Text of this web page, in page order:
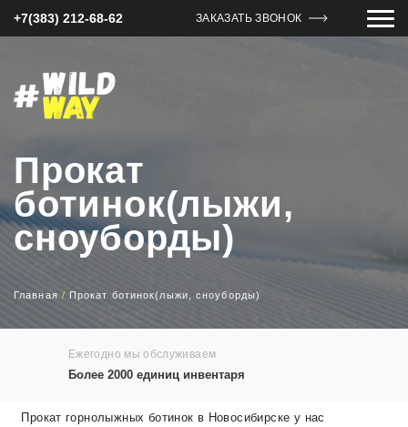
+7(383) 212-68-62 ЗАКАЗАТЬ ЗВОНОК
Прокат
ботинок(лыжи,
сноуборды)
Главная / Прокат ботинок(лыжи, сноуборды)
Ежегодно мы обслуживаем
Более 2000 единиц инвентаря
Прокат горнолыжных ботинок в Новосибирске у нас